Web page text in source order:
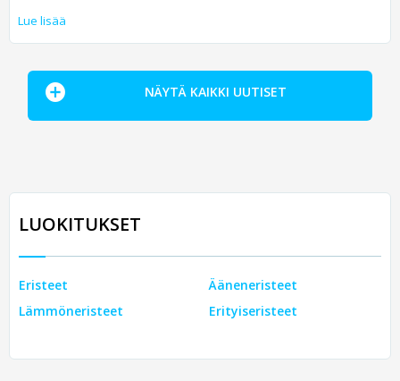
Lue lisää
NÄYTÄ KAIKKI UUTISET
LUOKITUKSET
Eristeet
Lämmöneristeet
Ääneneristeet
Erityiseristeet